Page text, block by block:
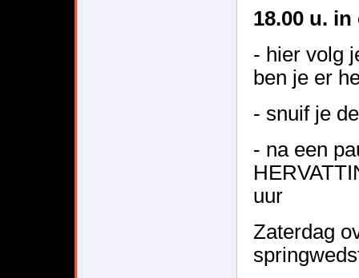
18.00 u.
- hier volg
ben je er
- snuif je
- na een
uur
Zaterdag